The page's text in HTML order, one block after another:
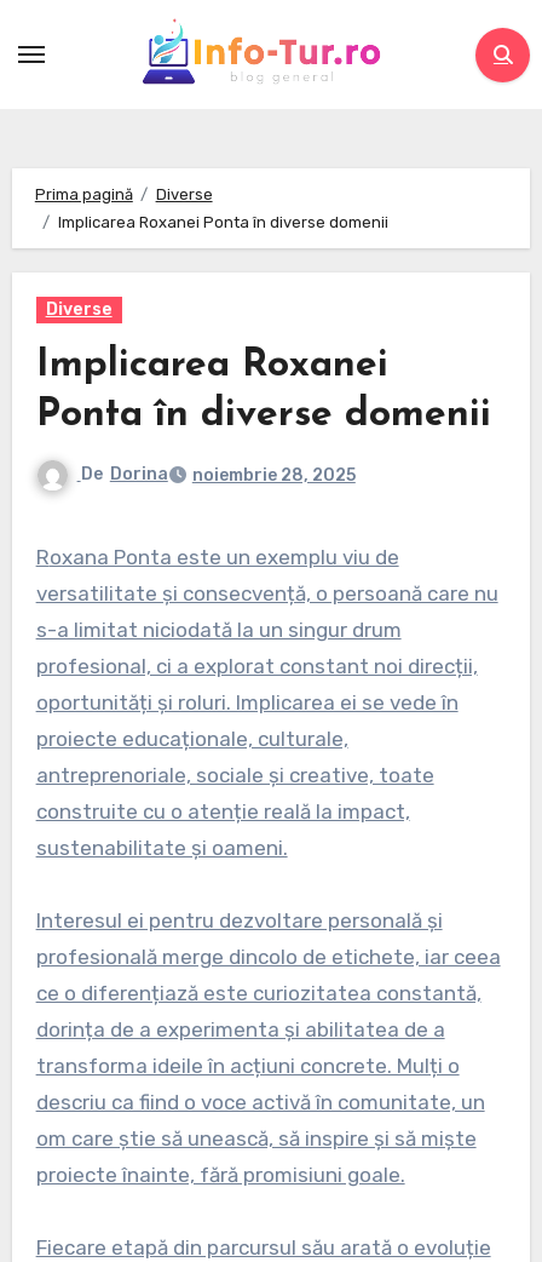
Prima pagină
Diverse
Implicarea Roxanei Ponta în diverse domenii
Diverse
Implicarea Roxanei
Ponta în diverse domenii
De Dorina noiembrie 28, 2025
Roxana Ponta este un exemplu viu de
versatilitate și consecvență, o persoană care nu
s-a limitat niciodată la un singur drum
profesional, ci a explorat constant noi direcții,
oportunități și roluri. Implicarea ei se vede în
proiecte educaționale, culturale,
antreprenoriale, sociale și creative, toate
construite cu o atenție reală la impact,
sustenabilitate și oameni.
Interesul ei pentru dezvoltare personală și
profesională merge dincolo de etichete, iar ceea
ce o diferențiază este curiozitatea constantă,
dorința de a experimenta și abilitatea de a
transforma ideile în acțiuni concrete. Mulți o
descriu ca fiind o voce activă în comunitate, un
om care știe să unească, să inspire și să miște
proiecte înainte, fără promisiuni goale.
Fiecare etapă din parcursul său arată o evoluție